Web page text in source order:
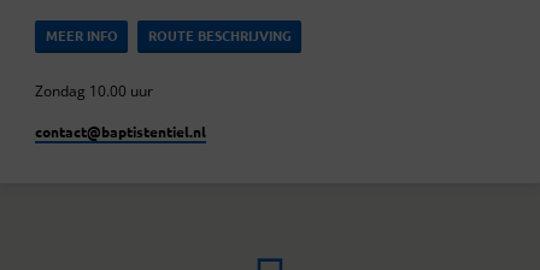
MEER INFO ROUTE BESCHRIJVING
Zondag 10.00 uur
contact​@baptistentiel.nl